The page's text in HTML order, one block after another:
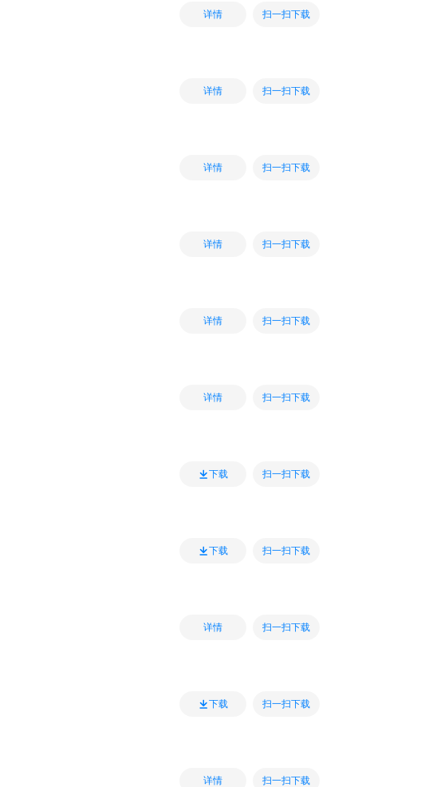
详情 扫一扫下载
详情 扫一扫下载
详情 扫一扫下载
详情 扫一扫下载
详情 扫一扫下载
详情 扫一扫下载
下载 扫一扫下载
下载 扫一扫下载
详情 扫一扫下载
下载 扫一扫下载
详情 扫一扫下载